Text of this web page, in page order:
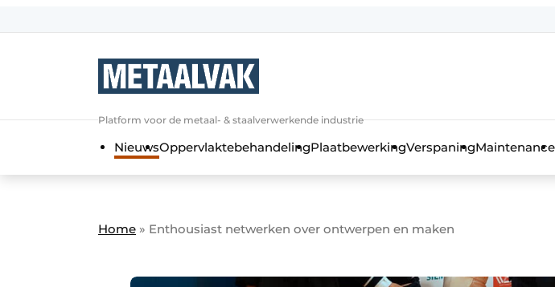
Algemene voorwaarden
Direct contact
Platform voor de metaal- & staalverwerkende industrie
NieuwsOppervlaktebehandelingPlaatbewerkingVerspaningMaintenance
Home » Enthousiast netwerken over ­ontwerpen en maken